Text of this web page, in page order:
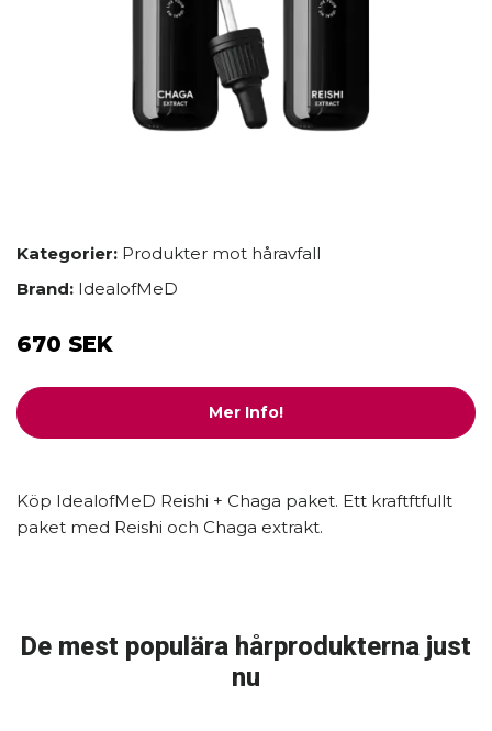
Kategorier: Produkter mot håravfall
Brand: IdealofMeD
670 SEK
Mer Info!
Köp IdealofMeD Reishi + Chaga paket. Ett kraftftfullt
paket med Reishi och Chaga extrakt.
De mest populära hårprodukterna just
nu